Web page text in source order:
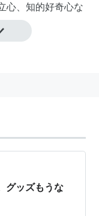
心、知的好奇心な
グッズもうな